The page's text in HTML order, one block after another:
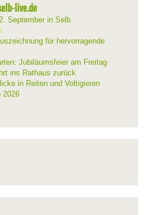
live.de
September in Selb
für hervorragende
Jubiläumsfeier am Freitag
ins Rathaus zurück
in Reiten und Voltigieren
2026